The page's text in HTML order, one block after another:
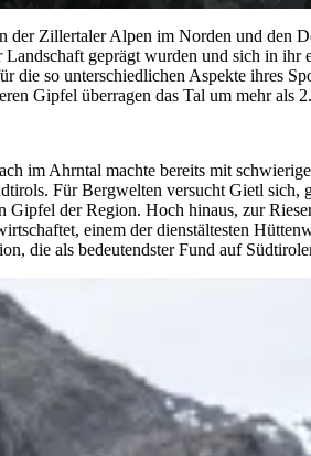
der Zillertaler Alpen im Norden und
geprägt wurden und sich in
die so unterschiedlichen Aspekte ihres
Gipfel überragen das Tal um mehr
im Ahrntal machte bereits mit
Für Bergwelten versucht Gietl
Gipfel der Region. Hoch hinaus, zur
einem der dienstältesten
die als bedeutendster Fund auf